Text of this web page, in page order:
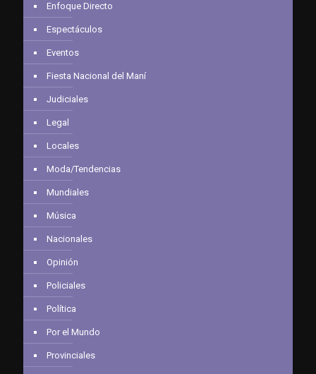
Enfoque Directo
Espectáculos
Eventos
Fiesta Nacional del Maní
Judiciales
Legal
Locales
Moda/Tendencias
Mundiales
Música
Nacionales
Opinión
Policiales
Política
Por el Mundo
Provinciales